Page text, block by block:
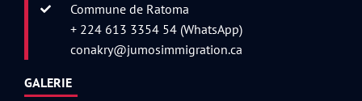
Commune de Ratoma
+ 224 613 3354 54 (WhatsApp)
conakry@jumosimmigration.ca
GALERIE